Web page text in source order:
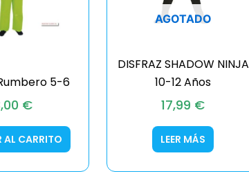
5-6
€
AL CARRITO
AGOTADO
DISFRAZ SHADOW NINJA
10-12 Años
17,99 €
LEER MÁS